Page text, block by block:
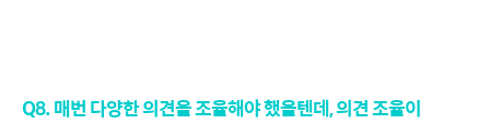
Q8. 매번 다양한 의견을 조율해야 했을텐데, 의견 조율이